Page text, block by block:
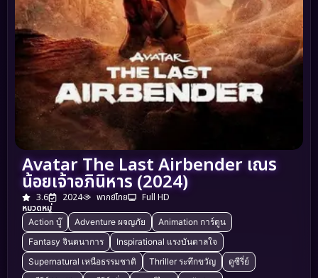
Avatar The Last Airbender เณร
น้อยเจ้าอภินิหาร (2024)
3.6 2024 พากย์ไทย
Full HD
หมวดหมู่
Action บู๊ Adventure ผจญภัย
Animation การ์ตูน
Fantasy จินตนาการ
Inspirational แรงบันดาลใจ
Supernatural เหนือธรรมชาติ
Thriller ระทึกขวัญ
ดูซีรี่ย์